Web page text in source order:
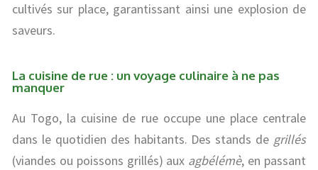
cultivés sur place, garantissant ainsi une explosion de
saveurs.
La cuisine de rue : un voyage culinaire à ne pas
manquer
Au Togo, la cuisine de rue occupe une place centrale
dans le quotidien des habitants. Des stands de grillés
(viandes ou poissons grillés) aux agbélémè, en passant